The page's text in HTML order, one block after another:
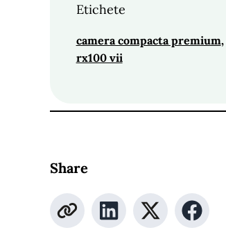
Etichete
camera compacta premium,
rx100 vii
Share